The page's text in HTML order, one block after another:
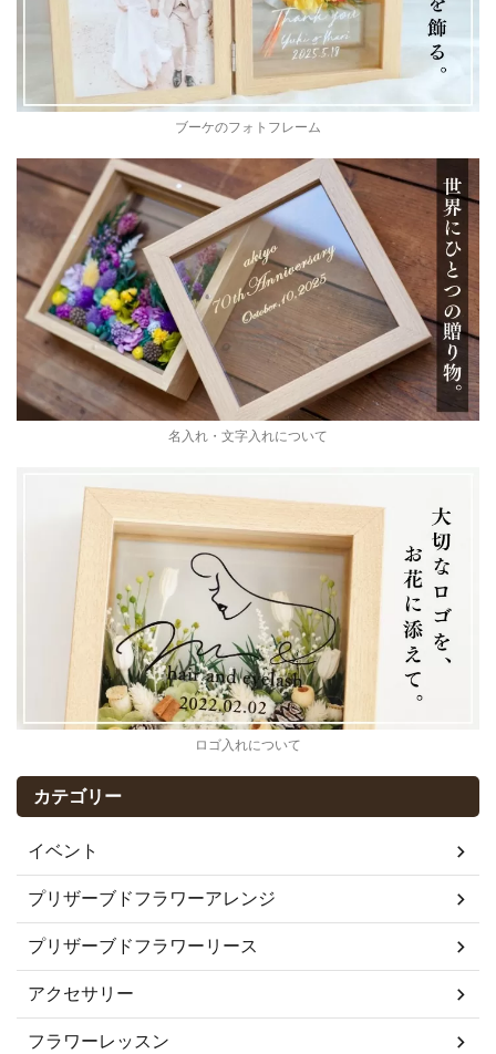
ブーケのフォトフレーム
名入れ・文字入れについて
ロゴ入れについて
カテゴリー
イベント
プリザーブドフラワーアレンジ
プリザーブドフラワーリース
アクセサリー
フラワーレッスン